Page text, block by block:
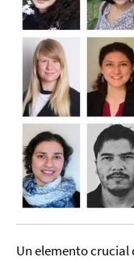
Un elemento